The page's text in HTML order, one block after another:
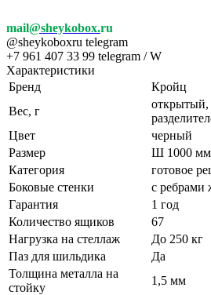
mail@sheykobox.ru
@sheykoboxru telegram
+7 961 407 33 99 telegram / W
Характеристики
Бренд
Кройц
Вес, г
открытый,
Цвет
черный
Размер
Ш 1000
Категория
готовое
Боковые стенки
с ребрами
Гарантия
1 год
Количество ящиков
67
Нагрузка на стеллаж
До 250 кг
Паз для шильдика
Да
Толщина металла на
стойку
1,5 мм